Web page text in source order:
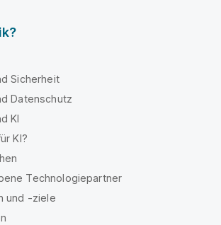
Sicherheit
Datenschutz
KI
KI?
Technologiepartner
und -ziele